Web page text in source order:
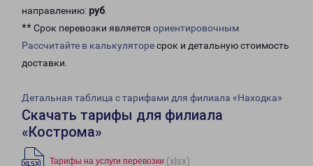
направлению: руб.
** Срок перевозки является ориентировочным
Рассчитайте в калькуляторесрок и детальную стоимость
доставки.
Детальная таблица с тарифами для филиала «Находка»
Скачать тарифы для филиала
«Кострома»
Тарифы на услуги перевозки (xlsx)